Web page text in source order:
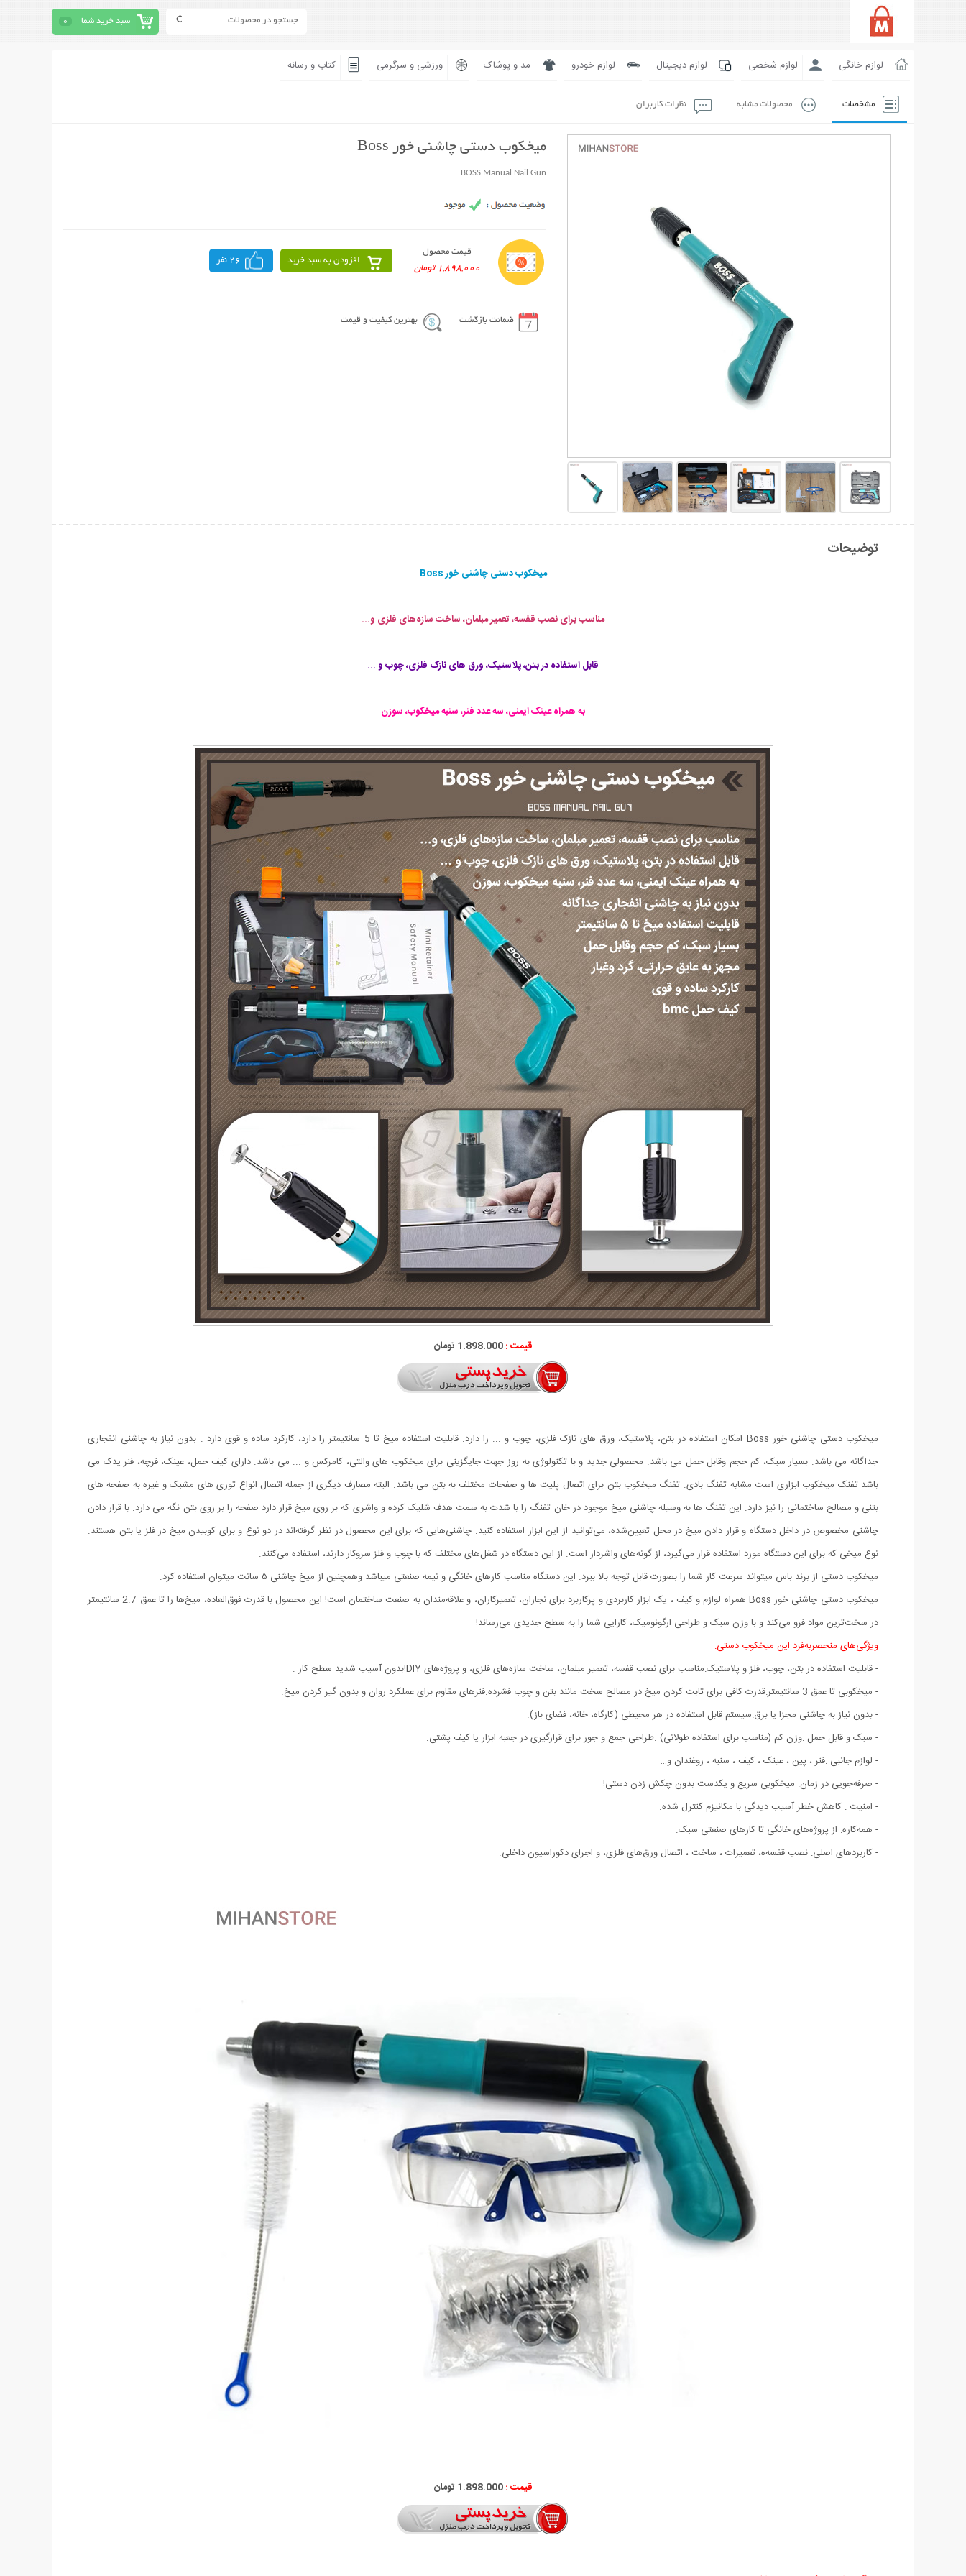
سبد خرید شما 0
لوازم خانگی لوازم شخصی لوازم دیجیتال لوازم خودرو مد و پوشاک ورزشی و سرگرمی کتاب و رسانه
مشخصات محصولات مشابه نظرات کاربران
میخکوب دستی چاشنی خور Boss
BOSS Manual Nail Gun
قیمت محصول
1,898,000 تومان
افزودن به سبد خرید 26 نفر
ضمانت بازگشت بهترین کیفیت و قیمت
توضیحات
میخکوب دستی چاشنی خور Boss
مناسب برای نصب قفسه، تعمیر مبلمان، ساخت سازه‌های فلزی و...
قابل استفاده در بتن، پلاستیک، ورق های نازک فلزی، چوب و ...
به همراه عینک ایمنی، سه عدد فنر، سنبه میخکوب، سوزن
قیمت :1.898.000 تومان
میخکوب دستی چاشنی خور Boss امکان استفاده در بتن، پلاستیک، ورق های نازک فلزی، چوب و ... را دارد. قابلیت استفاده میخ تا 5 سانتیمتر را دارد، کارکرد ساده و قوی دارد . بدون نیاز به چاشنی انفجاری
جداگانه می باشد. بسیار سبک، کم حجم وقابل حمل می باشد. محصولی جدید و با تکنولوژی به روز جهت جایگزینی برای میخکوب های والتی، کامرکس و ... می باشد. دارای کیف حمل، عینک، فرچه، فنر یدک می
باشد تفنک میخکوب ابزاری است مشابه تفنگ بادی. تفنگ میخکوب بتن برای اتصال پلیت ها و صفحات مختلف به بتن می باشد. البته مصارف دیگری از جمله اتصال انواع توری های مشبک و غیره به صفحه های
بتنی و مصالح ساختمانی را نیز دارد. این تفنگ ها به وسیله چاشنی میخ موجود در خان تفنگ را با شدت به سمت هدف شلیک کرده و واشری که بر روی میخ قرار دارد صفحه را بر روی بتن نگه می دارد. با قرار دادن
چاشنی مخصوص در داخل دستگاه و قرار دادن میخ در محل تعیین‌شده، می‌توانید از این ابزار استفاده کنید. چاشنی‌هایی که برای این محصول در نظر گرفته‌اند در دو نوع و برای کوبیدن میخ در فلز یا بتن هستند.
نوع میخی که برای این دستگاه مورد استفاده قرار می‌گیرد، از گونه‌های واشردار است. از این دستگاه در شغل‌های مختلف که با چوب و فلز سروکار دارند، استفاده می‌کنند.
میخکوب دستی از برند باس میتواند سرعت کار شما را بصورت قابل توجه بالا ببرد. این دستگاه مناسب کارهای خانگی و نیمه صنعتی میباشد وهمچنین از میخ چاشنی ۵ سانت میتوان استفاده کرد.
میخکوب دستی چاشنی خور Boss همراه لوازم و کیف ، یک ابزار کاربردی و پرکاربرد برای نجاران، تعمیرکاران، و علاقه‌مندان به صنعت ساختمان است! این محصول با قدرت فوق‌العاده، میخ‌ها را تا عمق 2.7 سانتیمتر
در سخت‌ترین مواد فرو می‌کند و با وزن سبک و طراحی ارگونومیک، کارایی شما را به سطح جدیدی می‌رساند!
ویژگی‌های منحصربه‌فرد این میخکوب دستی:
- قابلیت استفاده در بتن، چوب، فلز و پلاستیک:مناسب برای نصب قفسه، تعمیر مبلمان، ساخت سازه‌های فلزی، و پروژه‌های DIY!بدون آسیب شدید سطح کار .
- میخکوبی تا عمق 3 سانتیمتر:قدرت کافی برای ثابت کردن میخ در مصالح سخت مانند بتن و چوب فشرده.فنرهای مقاوم برای عملکرد روان و بدون گیر کردن میخ.
- بدون نیاز به چاشنی مجزا یا برق:سیستم قابل استفاده در هر محیطی (کارگاه، خانه، فضای باز).
- سبک و قابل حمل :وزن کم (مناسب برای استفاده طولانی) .طراحی جمع و جور برای قرارگیری در جعبه ابزار یا کیف پشتی.
- لوازم جانبی :فنر ، پین ، عینک ، کیف ، سنبه ، روغندان و…
- صرفه‌جویی در زمان: میخکوبی سریع و یکدست بدون چکش زدن دستی!
- امنیت : کاهش خطر آسیب دیدگی با مکانیزم کنترل شده.
- همه‌کاره: از پروژه‌های خانگی تا کارهای صنعتی سبک.
- کاربردهای اصلی: نصب قفسه‌ه، تعمیرات ، ساخت ، اتصال ورق‌های فلزی، و اجرای دکوراسیون داخلی.
قیمت :1.898.000 تومان